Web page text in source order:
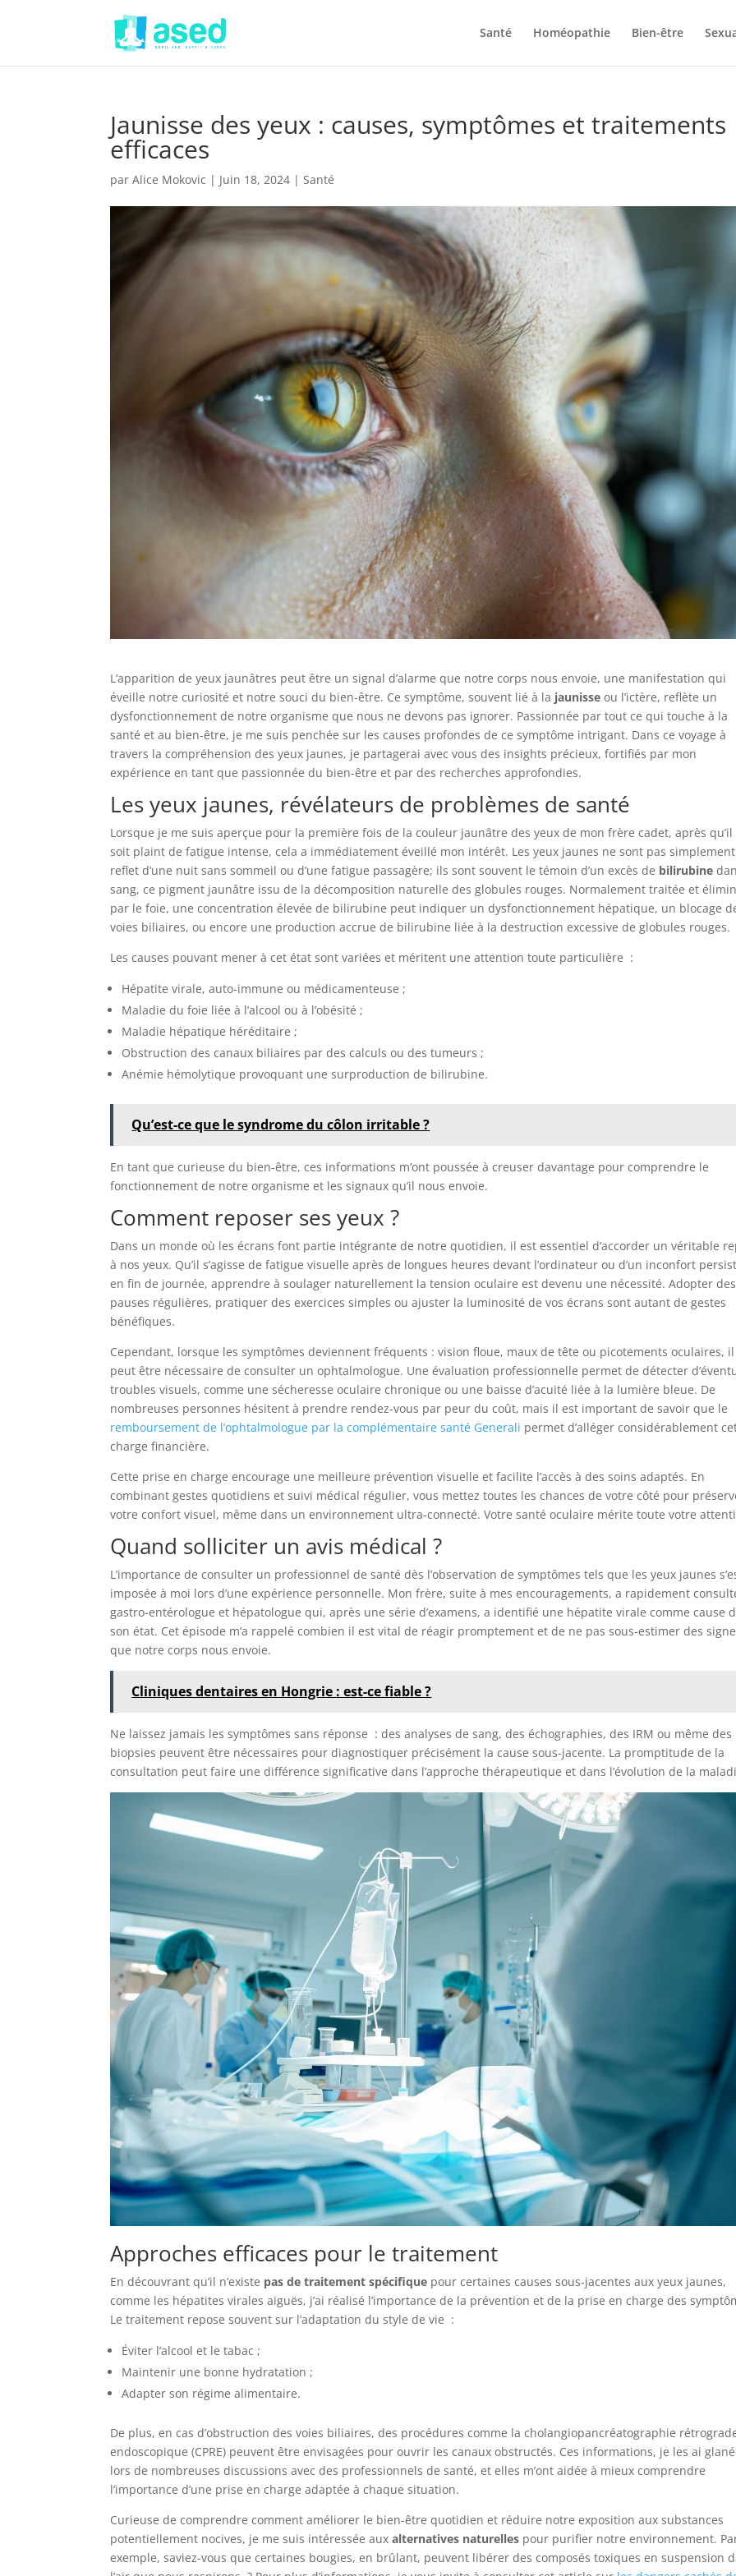
Santé Homéopathie Bien-être
Jaunisse des yeux : causes, symptômes et traitements
efficaces
parAlice Mokovic | Juin 18, 2024 |Santé
L’apparition de yeux jaunâtres peut être un signal d’alarme que notre corps nous envoie, une manifestation qui
éveille notre curiosité et notre souci du bien-être. Ce symptôme, souvent lié à la jaunisse ou l’ictère, reflète un
dysfonctionnement de notre organisme que nous ne devons pas ignorer. Passionnée par tout ce qui touche à la
santé et au bien-être, je me suis penchée sur les causes profondes de ce symptôme intrigant. Dans ce voyage à
travers la compréhension des yeux jaunes, je partagerai avec vous des insights précieux, fortifiés par mon
expérience en tant que passionnée du bien-être et par des recherches approfondies.
Les yeux jaunes, révélateurs de problèmes de santé
Lorsque je me suis aperçue pour la première fois de la couleur jaunâtre des yeux de mon frère cadet, après qu’il
soit plaint de fatigue intense, cela a immédiatement éveillé mon intérêt. Les yeux jaunes ne sont pas
reflet d’une nuit sans sommeil ou d’une fatigue passagère; ils sont souvent le témoin d’un excès de bilirubine
sang, ce pigment jaunâtre issu de la décomposition naturelle des globules rouges. Normalement traitée et
par le foie, une concentration élevée de bilirubine peut indiquer un dysfonctionnement hépatique, un blocage
voies biliaires, ou encore une production accrue de bilirubine liée à la destruction excessive de globules rouges.
Les causes pouvant mener à cet état sont variées et méritent une attention toute particulière :
Hépatite virale, auto-immune ou médicamenteuse ;
Maladie du foie liée à l’alcool ou à l’obésité ;
Maladie hépatique héréditaire ;
Obstruction des canaux biliaires par des calculs ou des tumeurs ;
Anémie hémolytique provoquant une surproduction de bilirubine.
Qu’est-ce que le syndrome du côlon irritable ?
En tant que curieuse du bien-être, ces informations m’ont poussée à creuser davantage pour comprendre le
fonctionnement de notre organisme et les signaux qu’il nous envoie.
Comment reposer ses yeux ?
Dans un monde où les écrans font partie intégrante de notre quotidien, il est essentiel d’accorder un véritable
à nos yeux. Qu’il s’agisse de fatigue visuelle après de longues heures devant l’ordinateur ou d’un inconfort
en fin de journée, apprendre à soulager naturellement la tension oculaire est devenu une nécessité. Adopter des
pauses régulières, pratiquer des exercices simples ou ajuster la luminosité de vos écrans sont autant de gestes
bénéfiques.
Cependant, lorsque les symptômes deviennent fréquents : vision floue, maux de tête ou picotements oculaires, il
peut être nécessaire de consulter un ophtalmologue. Une évaluation professionnelle permet de détecter
troubles visuels, comme une sécheresse oculaire chronique ou une baisse d’acuité liée à la lumière bleue. De
nombreuses personnes hésitent à prendre rendez-vous par peur du coût, mais il est important de savoir que le
remboursement de l’ophtalmologue par la complémentaire santé Generali permet d’alléger considérablement
charge financière.
Cette prise en charge encourage une meilleure prévention visuelle et facilite l’accès à des soins adaptés. En
combinant gestes quotidiens et suivi médical régulier, vous mettez toutes les chances de votre côté pour
votre confort visuel, même dans un environnement ultra-connecté. Votre santé oculaire mérite toute votre
Quand solliciter un avis médical ?
L’importance de consulter un professionnel de santé dès l’observation de symptômes tels que les yeux jaunes
imposée à moi lors d’une expérience personnelle. Mon frère, suite à mes encouragements, a rapidement
gastro-entérologue et hépatologue qui, après une série d’examens, a identifié une hépatite virale comme cause
son état. Cet épisode m’a rappelé combien il est vital de réagir promptement et de ne pas sous-estimer des
que notre corps nous envoie.
Cliniques dentaires en Hongrie : est-ce fiable ?
Ne laissez jamais les symptômes sans réponse : des analyses de sang, des échographies, des IRM ou même des
biopsies peuvent être nécessaires pour diagnostiquer précisément la cause sous-jacente. La promptitude de la
consultation peut faire une différence significative dans l’approche thérapeutique et dans l’évolution de la
Approches efficaces pour le traitement
En découvrant qu’il n’existe pas de traitement spécifique pour certaines causes sous-jacentes aux yeux jaunes,
comme les hépatites virales aiguës, j’ai réalisé l’importance de la prévention et de la prise en charge des
Le traitement repose souvent sur l’adaptation du style de vie :
Éviter l’alcool et le tabac ;
Maintenir une bonne hydratation ;
Adapter son régime alimentaire.
De plus, en cas d’obstruction des voies biliaires, des procédures comme la cholangiopancréatographie
endoscopique (CPRE) peuvent être envisagées pour ouvrir les canaux obstructés. Ces informations, je les ai
lors de nombreuses discussions avec des professionnels de santé, et elles m’ont aidée à mieux comprendre
l’importance d’une prise en charge adaptée à chaque situation.
Curieuse de comprendre comment améliorer le bien-être quotidien et réduire notre exposition aux substances
potentiellement nocives, je me suis intéressée auxalternatives naturelles pour purifier notre environnement.
exemple, saviez-vous que certaines bougies, en brûlant, peuvent libérer des composés toxiques en suspension